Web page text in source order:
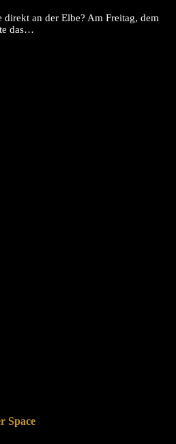
an der Elbe? Am Freitag, dem
das…
Space